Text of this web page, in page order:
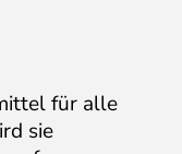
für alle
sie